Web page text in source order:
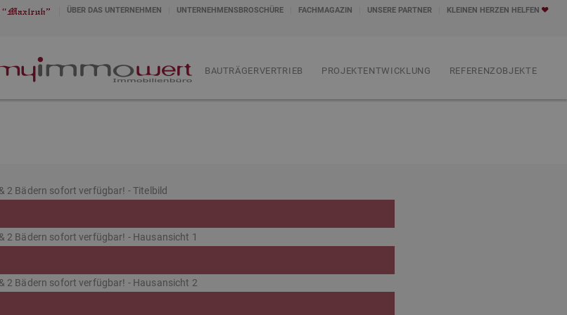
ÜBER DAS UNTERNEHMEN UNTERNEHMENSBROSCHÜRE FACHMAGAZIN UNSERE PARTNER KLEINEN HERZEN HELFEN
BAUTRÄGERVERTRIEB PROJEKTENTWICKLUNG REFERENZOBJEKTE